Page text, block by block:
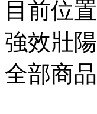
目前位
強效壯
全部商